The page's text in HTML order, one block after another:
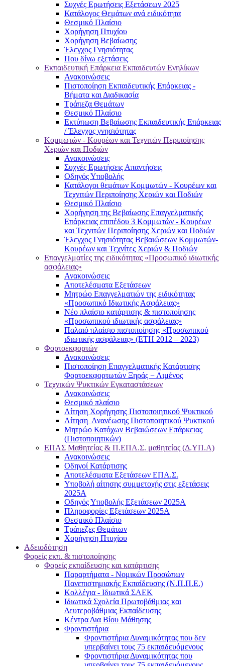
Συχνές Ερωτήσεις Εξετάσεων 2025
Κατάλογος Θεμάτων ανά ειδικότητα
Θεσμικό Πλαίσιο
Χορήγηση Πτυχίου
Χορήγηση Βεβαίωσης
Έλεγχος Γνησιότητας
Που δίνω εξετάσεις
Εκπαιδευτική Επάρκεια Εκπαιδευτών Ενηλίκων
Ανακοινώσεις
Πιστοποίηση Εκπαιδευτικής Επάρκειας -
Βήματα και Διαδικασία
Τράπεζα Θεμάτων
Θεσμικό Πλαίσιο
Εκτύπωση Βεβαίωσης Εκπαιδευτικής Επάρκειας
/ Έλεγχος γνησιότητας
Κομμωτών - Κουρέων και Τεχνιτών Περιποίησης
Χεριών και Ποδιών
Ανακοινώσεις
Συχνές Ερωτήσεις Απαντήσεις
Οδηγός Υποβολής
Κατάλογοι θεμάτων Κομμωτών - Κουρέων και
Τεχνιτών Περιποίησης Χεριών και Ποδιών
Θεσμικό Πλαίσιο
Χορήγηση της Βεβαίωσης Επαγγελματικής
Επάρκειας επιπέδου 3 Κομμωτών - Κουρέων
και Τεχνιτών Περιποίησης Χεριών και Ποδιών
Έλεγχος Γνησιότητας Βεβαιώσεων Κομμωτών-
Κουρέων και Τεχνίτες Χεριών & Ποδιών
Επαγγελματίες της ειδικότητας «Προσωπικό ιδιωτικής
ασφάλειας»
Ανακοινώσεις
Αποτελέσματα Εξετάσεων
Μητρώο Επαγγελματιών της ειδικότητας
«Προσωπικό Ιδιωτικής Ασφάλειας»
Νέο πλαίσιο κατάρτισης & πιστοποίησης
«Προσωπικού ιδιωτικής ασφάλειας»
Παλαιό πλαίσιο πιστοποίησης «Προσωπικού
ιδιωτικής ασφάλειας» (ΕΤΗ 2012 – 2023)
Φορτοεκφορτών
Ανακοινώσεις
Πιστοποίηση Επαγγελματικής Κατάρτισης
Φορτοεκφορτωτών Ξηράς − Λιμένος
Τεχνικών Ψυκτικών Εγκαταστάσεων
Ανακοινώσεις
Θεσμικό πλαίσιο
Αίτηση Χορήγησης Πιστοποιητικού Ψυκτικού
Αίτηση Ανανέωσης Πιστοποιητικού Ψυκτικού
Μητρώο Κατόχων Βεβαιώσεων Επάρκειας
(Πιστοποιητικών)
ΕΠΑΣ Μαθητείας & Π.ΕΠΑ.Σ. μαθητείας (Δ.ΥΠ.Α)
Ανακοινώσεις
Oδηγοί Κατάρτισης
Αποτελέσματα Εξετάσεων ΕΠΑ.Σ.
Υποβολή αίτησης συμμετοχής στις εξετάσεις
2025Α
Οδηγός Υποβολής Εξετάσεων 2025A
Πληροφορίες Εξετάσεων 2025Α
Θεσμικό Πλαίσιο
Τράπεζες Θεμάτων
Χορήγηση Πτυχίου
Αδειοδότηση
Φορείς εκπ. & πιστοποίησης
Φορείς εκπαίδευσης και κατάρτισης
Παραρτήματα - Νομικών Προσώπων
Πανεπιστημιακής Εκπαίδευσης (Ν.Π.Π.Ε.)
Κολλέγια - Ιδιωτικά ΣΑΕΚ
Ιδιωτικά Σχολεία Πρωτοβάθμιας και
Δευτεροβάθμιας Εκπαίδευσης
Κέντρα Δια Βίου Μάθησης
Φροντιστήρια
Φροντιστήρια Δυναμικότητας που δεν
υπερβαίνει τους 75 εκπαιδευόμενους
Φροντιστήρια Δυναμικότητας που